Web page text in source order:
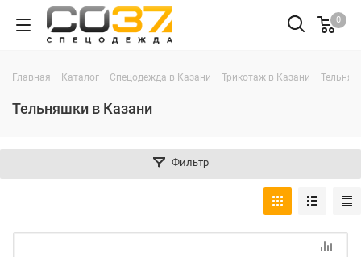
0
Главная - Каталог - Спецодежда в Казани - Трикотаж в Казани -
Тельняшки в Казани
Фильтр